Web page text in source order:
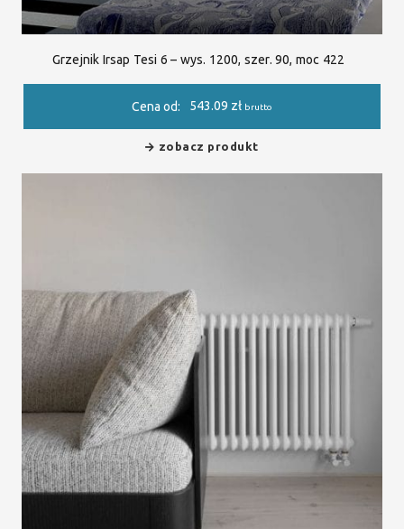
Grzejnik Irsap Tesi 6 – wys. 1200, szer. 90, moc 422
Cena od: 543.09 zł brutto
zobacz produkt